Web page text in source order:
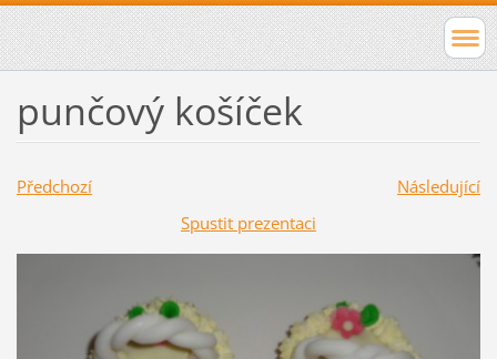
punčový košíček
Předchozí
Následující
Spustit prezentaci